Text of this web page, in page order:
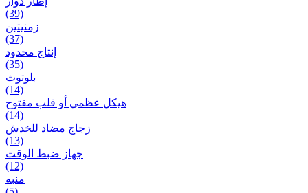
(39)
زمنیتین
(37)
إنتاج محدود
(35)
بلوتوث
(14)
هيكل عظمي أو قلب مفتوح
(14)
زجاج مضاد للخدش
(13)
جهاز ضبط الوقت
(12)
منبه